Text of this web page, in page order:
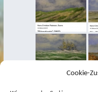
Cookie-